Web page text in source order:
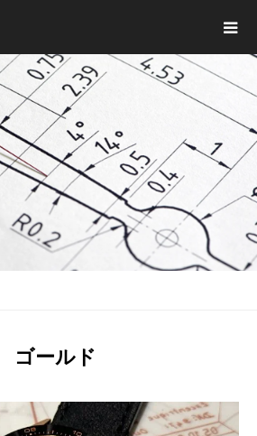
ゴールド